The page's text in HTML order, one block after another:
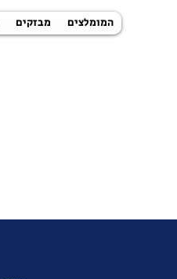
מבזקים המומלצים